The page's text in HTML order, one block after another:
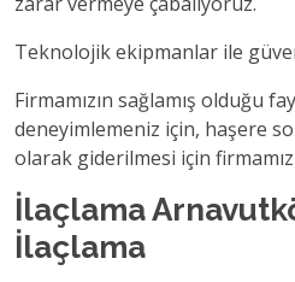
Teknolojik ekipmanlar ile
Firmamızın sağlamış olduğu
deneyimlemeniz için, haşere
olarak giderilmesi için
İlaçlama
İlaçlama